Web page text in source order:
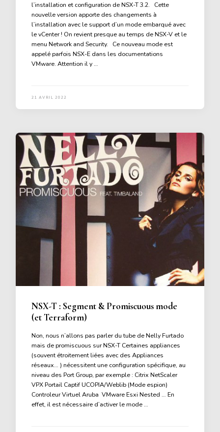
l’installation et configuration de NSX-T 3.2. Cette
nouvelle version apporte des changements à
l’installation avec le support d’un mode embarqué avec
le vCenter ! On revient presque au temps de NSX-V et le
menu Network and Security. Ce nouveau mode est
appelé parfois NSX-E dans les documentations
VMware. Attention il y …
21 AVRIL 2022
NSX-T : Segment & Promiscuous mode
(et Terraform)
Non, nous n’allons pas parler du tube de Nelly Furtado
mais de promiscuous sur NSX-T Certaines appliances
(souvent étroitement liées avec des Appliances
réseaux… ) nécessitent une configuration spécifique, au
niveau des Port Group, par exemple : Citrix NetScaler
VPX Portail Captif UCOPIA/Weblib (Mode espion)
Controleur Virtuel Aruba VMware Esxi Nested … En
effet, il est nécessaire d’activer le mode …